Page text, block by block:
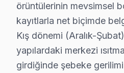
En çok etkilenen model
2.Anakart Sorunu
Fiziksel belirti: Televizyon
Neden: Sanyo'nun bazı
örüntülerinin mevsimsel
kayıtlarla net biçimde
Kış dönemi (Aralık-
yapılardaki merkezi
girdiğinde şebeke